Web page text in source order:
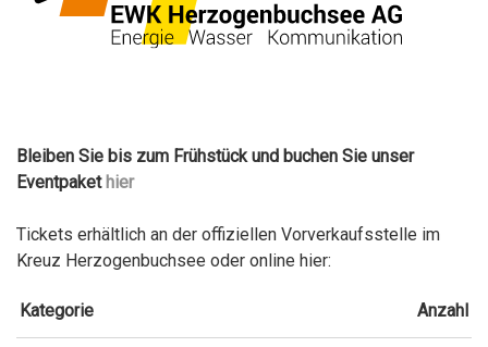
Bleiben Sie bis zum Frühstück und buchen Sie unser
Eventpaket hier
Tickets erhältlich an der offiziellen Vorverkaufsstelle im
Kreuz Herzogenbuchsee oder online hier:
Kategorie Anzahl